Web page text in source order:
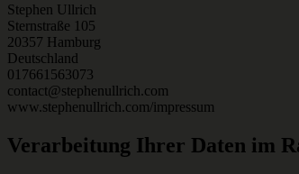
Stephen Ullrich
Sternstraße 105
20357 Hamburg
Deutschland
017661563073
contact@stephenullrich.com
www.stephenullrich.com/impressum
Verarbeitung Ihrer Daten im